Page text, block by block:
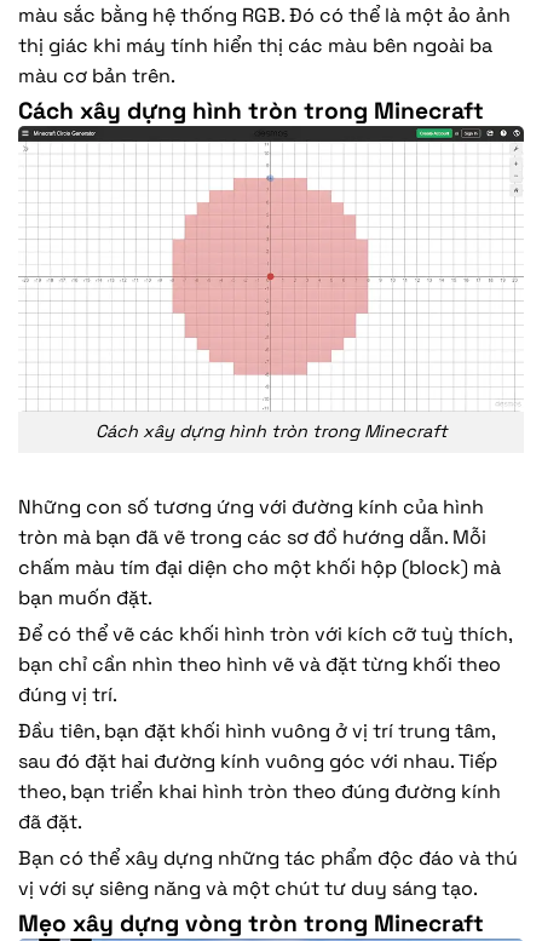
màu sắc bằng hệ thống RGB. Đó có thể là một ảo ảnh
thị giác khi máy tính hiển thị các màu bên ngoài ba
màu cơ bản trên.
Cách xây dựng hình tròn trong Minecraft
Cách xây dựng hình tròn trong Minecraft
Những con số tương ứng với đường kính của hình
tròn mà bạn đã vẽ trong các sơ đồ hướng dẫn. Mỗi
chấm màu tím đại diện cho một khối hộp (block) mà
bạn muốn đặt.
Để có thể vẽ các khối hình tròn với kích cỡ tuỳ thích,
bạn chỉ cần nhìn theo hình vẽ và đặt từng khối theo
đúng vị trí.
Đầu tiên, bạn đặt khối hình vuông ở vị trí trung tâm,
sau đó đặt hai đường kính vuông góc với nhau. Tiếp
theo, bạn triển khai hình tròn theo đúng đường kính
đã đặt.
Bạn có thể xây dựng những tác phẩm độc đáo và thú
vị với sự siêng năng và một chút tư duy sáng tạo.
Mẹo xây dựng vòng tròn trong Minecraft